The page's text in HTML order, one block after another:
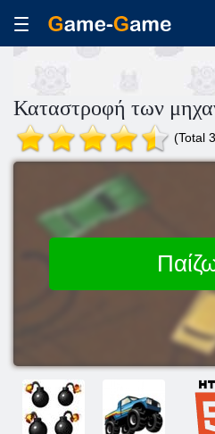
Καταστροφή των
(Total